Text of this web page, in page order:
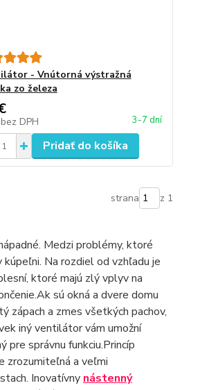
- Vnútorná výstražná
zo železa
bez DPH 3-7 dní
Pridať do košíka
strana z 1
Medzi problémy, ktoré
Na rozdiel od vzhľadu je
ktoré majú zlý vplyv na
sú okná a dvere domu
zápach a zmes všetkých pachov,
iný ventilátor vám umožní
správnu funkciu.Princíp
zrozumiteľná a veľmi
Inovatívny nástenný